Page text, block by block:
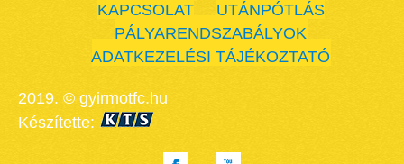
KAPCSOLAT
UTÁNPÓTLÁS
PÁLYARENDSZABÁLYOK
ADATKEZELÉSI TÁJÉKOZTATÓ
2019. © gyirmotfc.hu
Készítette: